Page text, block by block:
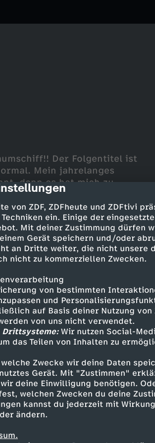
von ZDF, ZDFheute und ZDFtivi
ein. Einige der
Mit deiner Zustimmung dürfen
Gerät speichern und/oder
an Dritte weiter, die nicht unsere
nicht zu kommerziellen Zwecken.
von bestimmten
und
auf Basis deiner Nutzung von
von uns nicht verwendet.
Drittsysteme:Wir nutzen Social-
das Teilen von Inhalten zu
Zwecke wir deine Daten
Gerät. Mit "Zustimmen"
deine Einwilligung benötigen.
welchen Zwecken du deine
kannst du jederzeit mit
ändern.
Der Folgentitel ist
Mein jahrelanges
denn es hat mich zu
doch was.
entdecken
satirisch Coldmirror